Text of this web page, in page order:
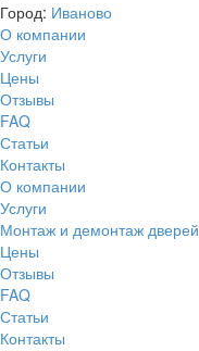
Город: Иваново
О компании
Услуги
Цены
Отзывы
FAQ
Статьи
Контакты
О компании
Услуги
Монтаж и демонтаж дверей
Цены
Отзывы
FAQ
Статьи
Контакты